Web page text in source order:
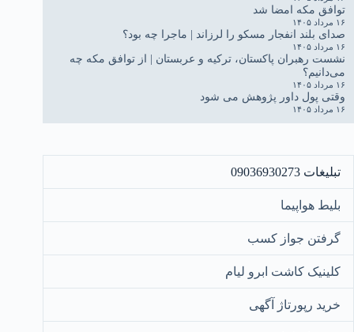
توافق مکه امضا شد
۱۶ مرداد ۱۴۰۵
صدای بلند انفجار مسکو را لرزاند | ماجرا چه بود؟
۱۶ مرداد ۱۴۰۵
نشست رهبران پاکستان، ترکیه و عربستان | از توافق مکه چه
می‌دانیم؟
۱۶ مرداد ۱۴۰۵
وقتی پول داور پژوهش می شود
۱۶ مرداد ۱۴۰۵
تبلیغات 09036930273
بلیط هواپیما
گرفتن جواز کسب
کلینیک کاشت ابرو لیام
خرید رپورتاژ آگهی